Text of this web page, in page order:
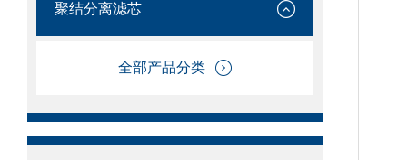
聚结分离滤芯
全部产品分类